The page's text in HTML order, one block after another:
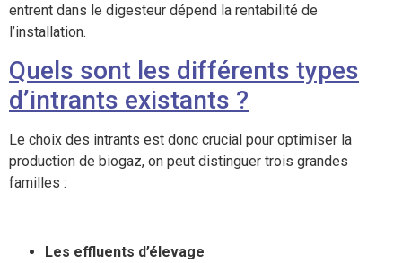
entrent dans le digesteur dépend la rentabilité de
l’installation.
Quels sont les différents types
d’intrants existants ?
Le choix des intrants est donc crucial pour optimiser la
production de biogaz, on peut distinguer trois grandes
familles :
Les effluents d’élevage